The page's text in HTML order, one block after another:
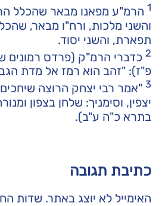
1 הרמ"ע מפאנו מבאר שהכלל
והשני מלכות, ורח"ו מבאר,
תפארת, והשני יסוד.
2כדברי הרמ"ק (פרדס רמונים
פ"ז): "זהב הוא רמז אל מדת
3"אמר רבי יצחק הרוצה שיחכים
יצפין, וסימניך: שלחן בצפון
בתרא כ"ה ע"ב).
כתיבת תגובה
האימייל לא יוצג באתר. שדות